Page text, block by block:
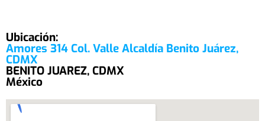
Ubicación:
Amores 314 Col. Valle Alcaldía Benito Juárez,
CDMX
BENITO JUAREZ, CDMX
México